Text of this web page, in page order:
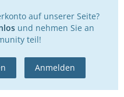
auf unserer Seite?
und nehmen Sie an
teil!
Anmelden